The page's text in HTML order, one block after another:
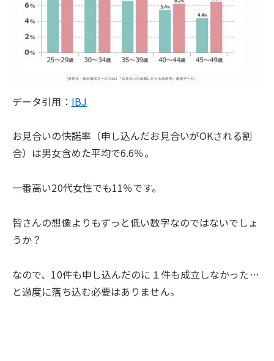
データ引用： IBJ
お見合いの快諾率（申し込んだお見合いがOKされる割
合）は男女含めた平均で6.6％。
一番高い20代女性でも11％です。
皆さんの想像よりもずっと低い数字なのではないでしょ
うか？
なので、10件も申し込んだのに１件も成立しなかった…
と過度に落ち込む必要はありません。